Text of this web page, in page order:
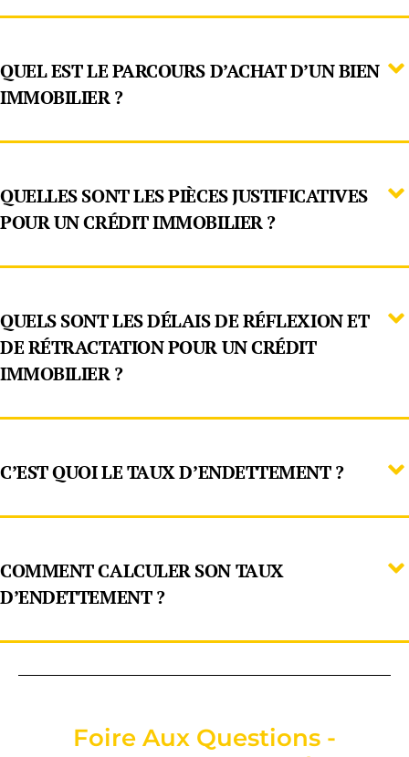
QUEL EST LE PARCOURS D’ACHAT D’UN BIEN
IMMOBILIER ?
QUELLES SONT LES PIÈCES JUSTIFICATIVES
POUR UN CRÉDIT IMMOBILIER ?
QUELS SONT LES DÉLAIS DE RÉFLEXION ET
DE RÉTRACTATION POUR UN CRÉDIT
IMMOBILIER ?
C’EST QUOI LE TAUX D’ENDETTEMENT ?
COMMENT CALCULER SON TAUX
D’ENDETTEMENT ?
Foire Aux Questions -